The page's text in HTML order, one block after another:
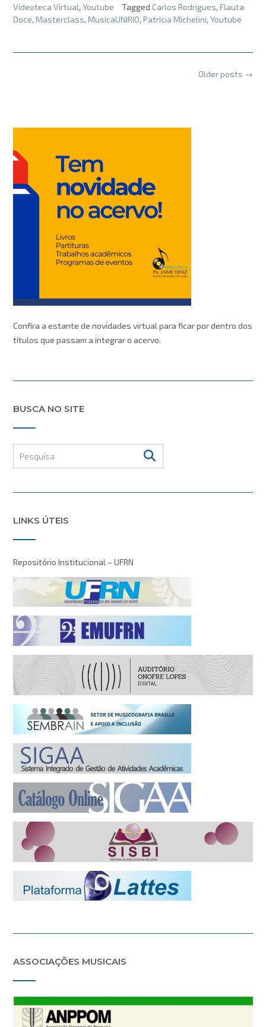
Videoteca Virtual, Youtube Tagged Carlos Rodrigues, Flauta
Doce, Masterclass, MusicaUNIRIO, Patricia Michelini, Youtube
Older posts →
Confira a estante de novidades virtual para ficar por dentro dos
títulos que passam a integrar o acervo.
BUSCA NO SITE
LINKS ÚTEIS
Repositório Institucional – UFRN
ASSOCIAÇÕES MUSICAIS